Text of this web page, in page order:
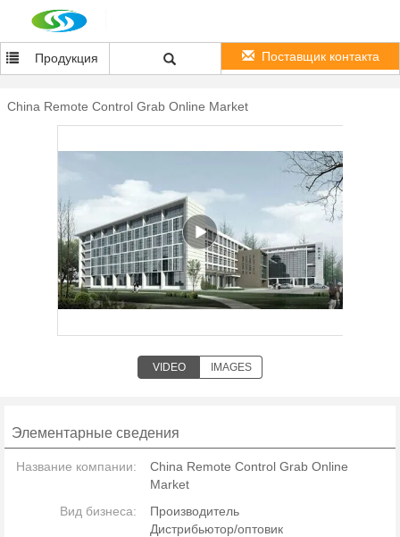
Продукция Поставщик контакта
China Remote Control Grab Online Market
VIDEO IMAGES
Элементарные сведения
Название компании:
China Remote Control Grab Online
Market
Вид бизнеса:
Производитель
Дистрибьютор/оптовик